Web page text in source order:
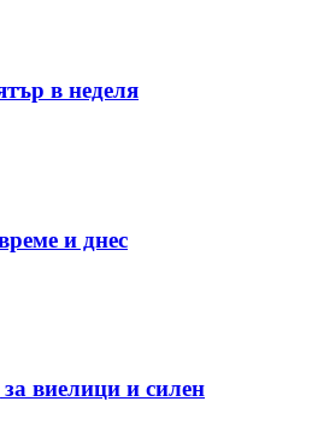
в неделя
и днес
виелици и силен